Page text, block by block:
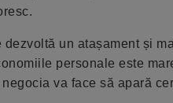
un atașament și
personale este
va face să apară